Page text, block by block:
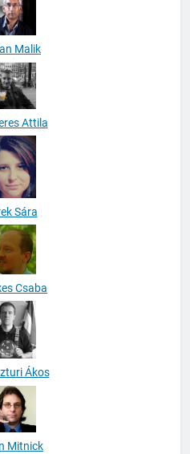
Malik
Attila
Sára
Csaba
Ákos
Mitnick